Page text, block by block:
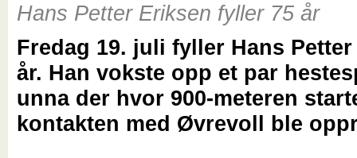
Hans Petter Eriksen fyller 75 år
Fredag 19. juli fyller Hans
år. Han vokste opp et par
unna der hvor 900-meteren
kontakten med Øvrevoll ble